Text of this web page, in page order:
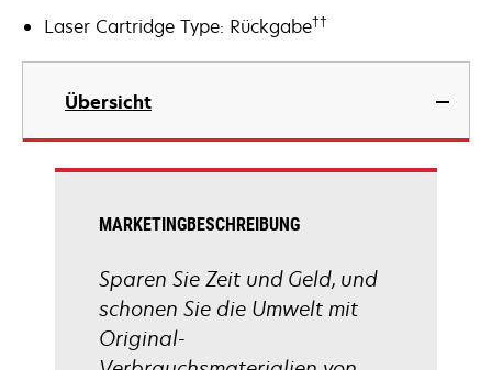
Laser Cartridge Type: Rückgabe††
Übersicht
MARKETINGBESCHREIBUNG
Sparen Sie Zeit und Geld, und
schonen Sie die Umwelt mit
Original-